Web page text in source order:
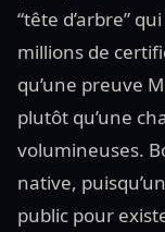
“tête d’arbre”
millions de
qu’une preuve
plutôt qu’une
volumineuses.
native,
public pour